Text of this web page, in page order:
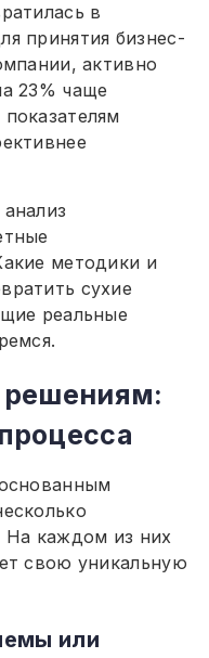
в
принятия бизнес-
активно
23% чаще
методики и
сухие
реальные
На каждом из них
свою уникальную
или